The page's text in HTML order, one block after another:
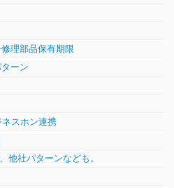
理部品保有期限
ーン
ネスホン連携
他社パターンなども。